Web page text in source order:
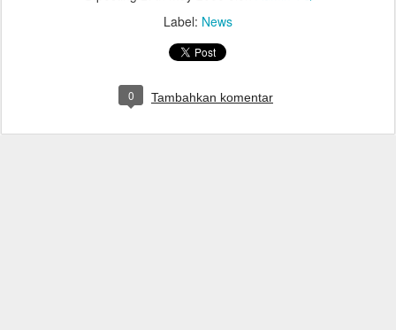
Label: News
0 Tambahkan komentar